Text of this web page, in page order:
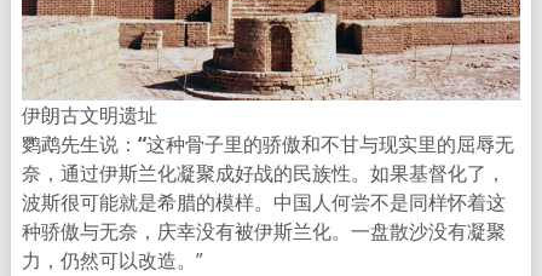
伊朗古文明遗址
鹦鹉先生说： “这种骨子里的骄傲和不甘与现实里的屈辱无
奈，通过伊斯兰化凝聚成好战的民族性。如果基督化了，
波斯很可能就是希腊的模样。中国人何尝不是同样怀着这
种骄傲与无奈，庆幸没有被伊斯兰化。一盘散沙没有凝聚
力，仍然可以改造。”